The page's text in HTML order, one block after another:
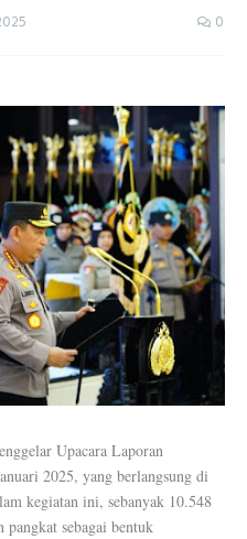
0
Upacara Laporan
2025, yang berlangsung di
kegiatan ini, sebanyak 10.548
sebagai bentuk